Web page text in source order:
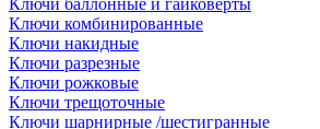
Ключи баллонные и гайковёрты
Ключи комбинированные
Ключи накидные
Ключи разрезные
Ключи рожковые
Ключи трещоточные
Ключи шарнирные /шестигранные